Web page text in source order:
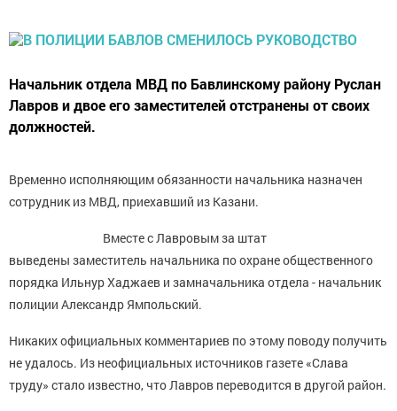
Начальник отдела МВД по Бавлинскому району Руслан
Лавров и двое его заместителей отстранены от своих
должностей.
Временно исполняющим обязанности начальника назначен
сотрудник из МВД, приехавший из Казани.
Вместе с Лавровым за штат
выведены заместитель начальника по охране общественного
порядка Ильнур Хаджаев и замначальника отдела - начальник
полиции Александр Ямпольский.
Никаких официальных комментариев по этому поводу получить
не удалось. Из неофициальных источников газете «Слава
труду» стало известно, что Лавров переводится в другой район.